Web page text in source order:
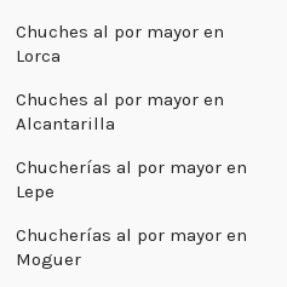
Chuches al por mayor en
Lorca
Chuches al por mayor en
Alcantarilla
Chucherías al por mayor en
Lepe
Chucherías al por mayor en
Moguer